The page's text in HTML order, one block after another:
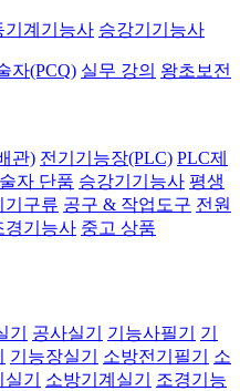
기계기능사 승강기기능사
자(PCQ) 실무 강의 왕초보전
관) 전기기능장(PLC) PLC제
자 단품 승강기기능사 평생
기구류 공구 & 작업도구 전원
경기능사 중고 상품
기 공사실기 기능사필기
기
기능장실기 소방전기필기
소
기 소방기계실기
조경기능